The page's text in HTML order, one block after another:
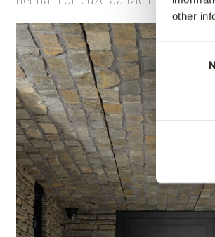
other